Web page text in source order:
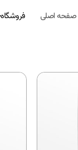
صفحه اصلی فروشگاه